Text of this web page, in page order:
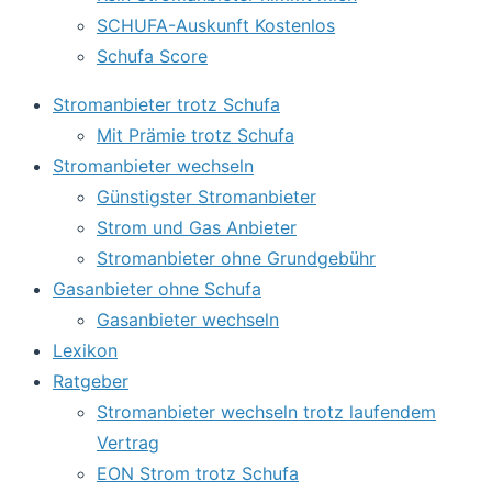
SCHUFA-Auskunft Kostenlos
Schufa Score
Stromanbieter trotz Schufa
Mit Prämie trotz Schufa
Stromanbieter wechseln
Günstigster Stromanbieter
Strom und Gas Anbieter
Stromanbieter ohne Grundgebühr
Gasanbieter ohne Schufa
Gasanbieter wechseln
Lexikon
Ratgeber
Stromanbieter wechseln trotz laufendem
Vertrag
EON Strom trotz Schufa